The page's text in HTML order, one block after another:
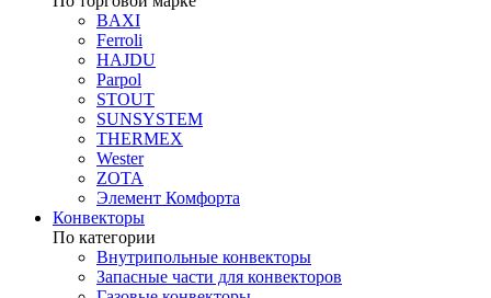
BAXI
Ferroli
HAJDU
Parpol
STOUT
SUNSYSTEM
THERMEX
Wester
ZOTA
Элемент Комфорта
Конвекторы
По категории
Внутрипольные конвекторы
Запасные части для конвекторов